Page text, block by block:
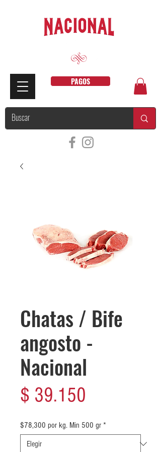
PAGOS
Chatas / Bife
angosto -
Nacional
$ 39.150
$78,300 por kg. Min 500 gr *